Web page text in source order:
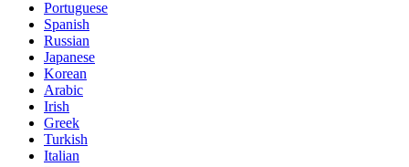
Portuguese
Spanish
Russian
Japanese
Korean
Arabic
Irish
Greek
Turkish
Italian